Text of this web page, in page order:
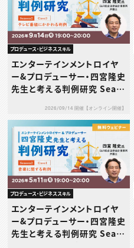
プロデュース・ビジネススキル
エンターテインメントロイヤ
ー&プロデューサー・四宮隆史
先生と考える判例研究 Seas
かかわる判例～2026/09/14 開催【オンライン開催】
プロデュース・ビジネススキル
エンターテインメントロイヤ
ー&プロデューサー・四宮隆史
先生と考える判例研究 Seas